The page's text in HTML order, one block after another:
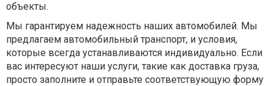
объекты.
Мы гарантируем надежность наших автомобилей. Мы
предлагаем автомобильный транспорт, и условия,
которые всегда устанавливаются индивидуально. Если
вас интересуют наши услуги, такие как доставка груза,
просто заполните и отправьте соответствующую форму